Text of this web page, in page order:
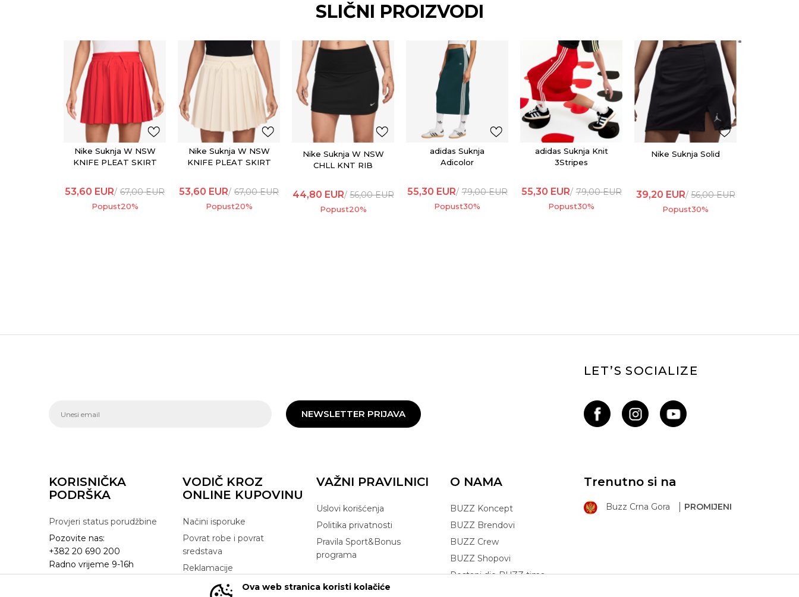
SLIČNI PROIZVODI
Nike Suknja W NSW
KNIFE PLEAT SKIRT
53,60 EUR 67,00EUR
Popust20%
Nike Suknja W NSW
KNIFE PLEAT SKIRT
53,60 EUR 67,00EUR
Popust20%
Nike Suknja W NSW
CHLL KNT RIB
44,80 EUR 56,00EUR
Popust20%
adidas Suknja
Adicolor
55,30 EUR 79,00EUR
Popust30%
adidas Suknja Knit
3Stripes
55,30 EUR 79,00EUR
Popust30%
Nike Suknja Solid
39,20 EUR 56,00EUR
Popust30%
NEWSLETTER PRIJAVA
LET’S SOCIALIZE
KORISNIČKA
PODRŠKA
Provjeri status porudžbine
Pozovite nas:
+382 20 690 200
Radno vrijeme 9-16h
online@buzzsneakers.me
VODIČ KROZ
ONLINE KUPOVINU
Načini isporuke
Povrat robe i povrat
sredstava
Reklamacije
Zamjena artikla
VAŽNI PRAVILNICI
Uslovi korišćenja
Politika privatnosti
Pravila Sport&Bonus
programa
O NAMA
BUZZ Koncept
BUZZ Brendovi
BUZZ Crew
BUZZ Shopovi
Postani dio BUZZ tima
Trenutno si na
Buzz Crna Gora PROMIJENI
Ova web stranica koristi kolačiće